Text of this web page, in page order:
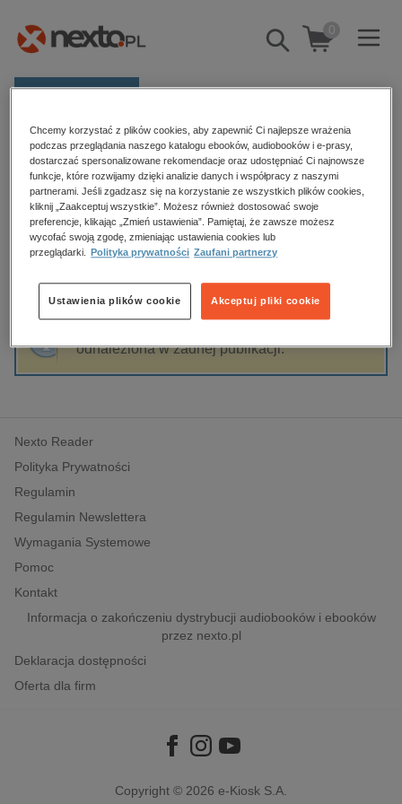
Pokaż/schowaj
wyszukiwarkę
0
Kategorie
Zobacz wszystkie E-prasa
budownictwo, aranżacja wnętrz
biznesowe, branżowe, gospodarka
dzienniki
edukacja
hobby, sport, rozrywka
komputery, internet, technologie, informatyka
polityka, społeczno-informacyjne
psychologiczne
inne
popularno-naukowe
historia
Strona główna Karina Krawczyk
Karina Krawczyk
Sortowanie Filtrowanie
odnaleziona w żadnej publikacji.
Nexto Reader
Polityka Prywatności
Regulamin
Regulamin Newslettera
Wymagania Systemowe
Pomoc
Kontakt
Informacja o zakończeniu dystrybucji audiobooków i ebooków
przez nexto.pl
Deklaracja dostępności
Oferta dla firm
Copyright © 2026 e-Kiosk S.A.
Chcemy korzystać z plików cookies, aby zapewnić Ci najlepsze wrażenia
podczas przeglądania naszego katalogu ebooków, audiobooków i e-prasy,
dostarczać spersonalizowane rekomendacje oraz udostępniać Ci najnowsze
funkcje, które rozwijamy dzięki analizie danych i współpracy z naszymi
partnerami. Jeśli zgadzasz się na korzystanie ze wszystkich plików cookies,
kliknij „Zaakceptuj wszystkie”. Możesz również dostosować swoje
preferencje, klikając „Zmień ustawienia”. Pamiętaj, że zawsze możesz
wycofać swoją zgodę, zmieniając ustawienia cookies lub
przeglądarki.
Polityka prywatności Zaufani partnerzy
Akceptuj pliki cookie
Ustawienia plików cookie